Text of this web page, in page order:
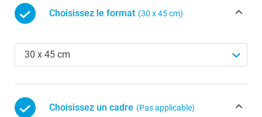
Choisissez le format (30 x 45 cm)
Choisissez un cadre (Pas applicable)